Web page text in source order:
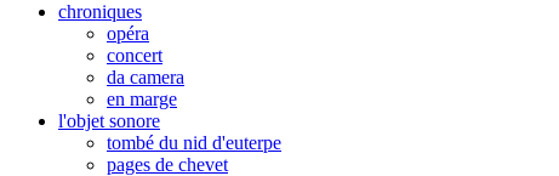
chroniques
opéra
concert
da camera
en marge
l'objet sonore
tombé du nid d'euterpe
pages de chevet